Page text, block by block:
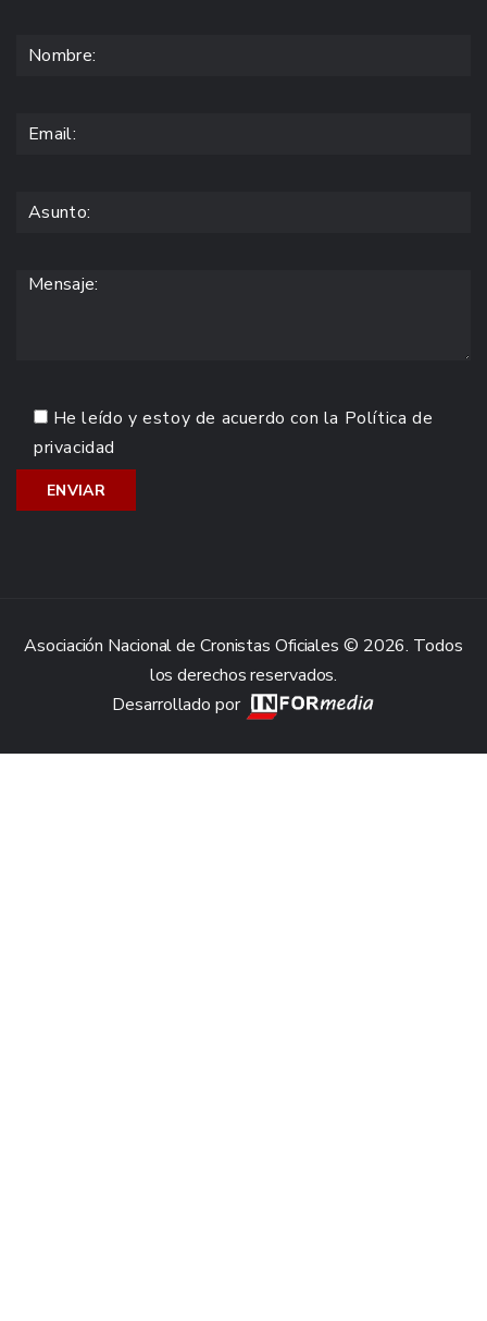
He leído y estoy de acuerdo con la Política de
privacidad
Asociación Nacional de Cronistas Oficiales © 2026. Todos
los derechos reservados.
Desarrollado por